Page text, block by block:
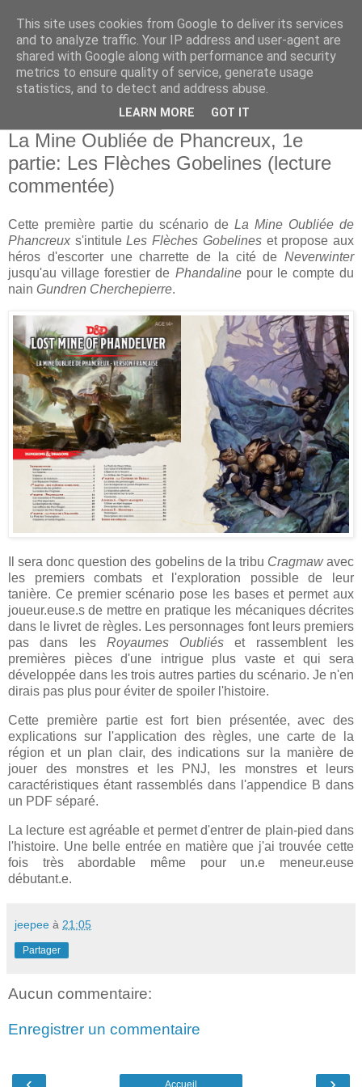
La Mine Oubliée de Phancreux, 1e
partie: Les Flèches Gobelines (lecture
commentée)
Cette première partie du scénario de La Mine Oubliée de
Phancreux s'intituleLes Flèches Gobelineset propose aux
héros d'escorter une charrette de la cité de Neverwinter
jusqu'au village forestier de Phandaline pour le compte du
nain Gundren Cherchepierre.
Il sera donc question des gobelins de la tribu Cragmawavec
les premiers combats et l'exploration possible de leur
tanière. Ce premier scénario pose les bases et permet aux
joueur.euse.s de mettre en pratique les mécaniques décrites
dans le livret de règles. Les personnages font leurs premiers
pas dans les Royaumes Oubliés et rassemblent les
premières pièces d'une intrigue plus vaste et qui sera
développée dans les trois autres parties du scénario. Je n'en
dirais pas plus pour éviter de spoiler l'histoire.
Cette première partie est fort bien présentée, avec des
explications sur l'application des règles, une carte de la
région et un plan clair, des indications sur la manière de
jouer des monstres et les PNJ, les monstres et leurs
caractéristiques étant rassemblés dans l'appendice B dans
un PDF séparé.
La lecture est agréable et permet d'entrer de plain-pied dans
l'histoire. Une belle entrée en matière que j'ai trouvée cette
fois très abordable même pour un.e meneur.euse
débutant.e.
jeepee à 21:05
Partager
Aucun commentaire:
Enregistrer un commentaire
Accueil
This site uses cookies from Google to deliver its services
and to analyze traffic. Your IP address and user-agent are
shared with Google along with performance and security
metrics to ensure quality of service, generate usage
statistics, and to detect and address abuse.
LEARN MORE GOT IT